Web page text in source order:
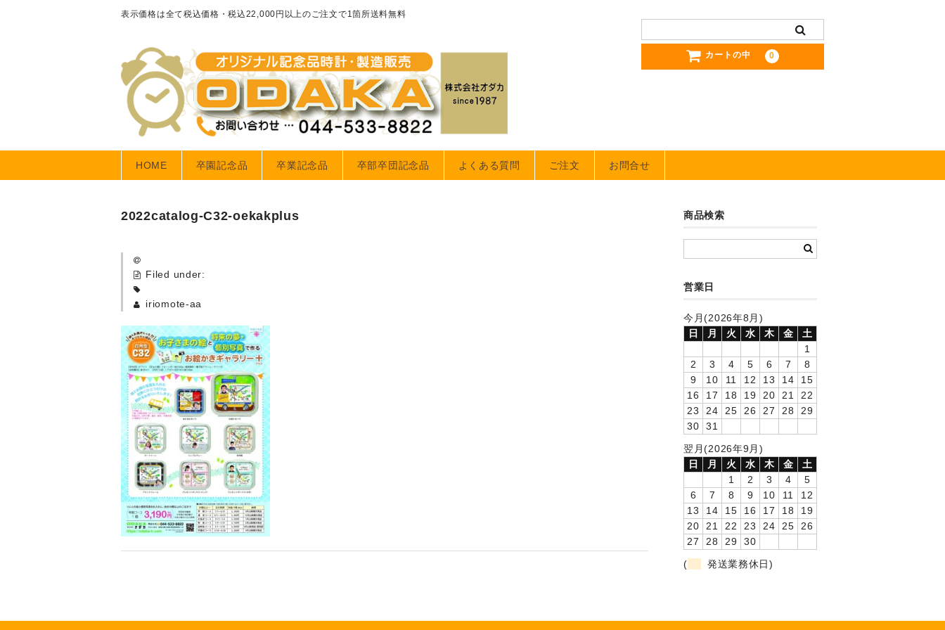
表示価格は全て税込価格・税込22,000円以上のご注文で1箇所送料無料
カートの中 0
HOME 卒園記念品 卒業記念品 卒部卒団記念品 よくある質問 ご注文 お問合せ
2022catalog-C32-oekakplus
Filed under:
iriomote-aa
商品検索
営業日
今月(2026年8月)
日
月 火 水 木 金
土
1
2
3 4 5 6 7
8
9
10 11 12 13 14
15
16
17 18 19 20 21
22
23
24 25 26 27 28
29
30
31
翌月(2026年9月)
日
月 火 水 木 金
土
1
2 3 4
5
6
7 8 9 10 11
12
13
14 15 16 17 18
19
20
21 22 23 24 25
26
27
28 29
30
(
発送業務休日)